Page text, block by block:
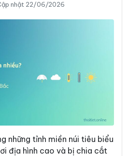
nhật 22/06/2026
những tỉnh miền núi tiêu biểu
địa hình cao và bị chia cắt